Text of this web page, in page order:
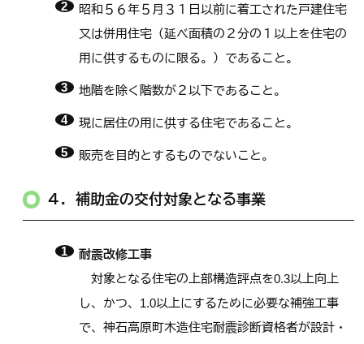
昭和５６年５月３１日以前に着工された戸建住宅
又は併用住宅（延べ面積の２分の１以上を住宅の
用に供するものに限る。）であること。
地階を除く階数が２以下であること。
現に居住の用に供する住宅であること。
販売を目的とするものでないこと。
４．補助金の交付対象となる事業
耐震改修工事
対象となる住宅の上部構造評点を0.3以上向上
し、かつ、1.0以上にするために必要な補強工事
で、神石高原町木造住宅耐震診断資格者が設計・